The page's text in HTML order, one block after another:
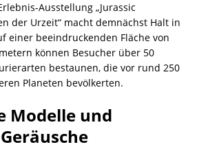
Ausstellung „Jurassic
der Urzeit“ macht demnächst Halt in
einer beeindruckenden Fläche von
können Besucher über 50
bestaunen, die vor rund 250
Planeten bevölkerten.
Modelle und